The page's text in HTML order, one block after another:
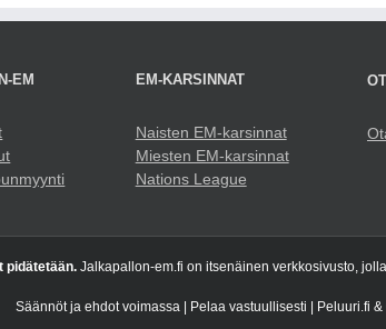
EM EM-KARSINNAT
Naisten EM-karsinnat
Miesten EM-karsinnat
Nations League
pidätetään. Jalkapallon-em.fi on itsenäinen verkkosivusto,
Säännöt ja ehdot voimassa | Pelaa vastuullisesti | Peluuri.fi